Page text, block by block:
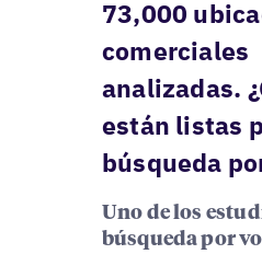
73,000
comerciales
analizadas.
están listas
búsqueda
Uno de los
búsqueda por